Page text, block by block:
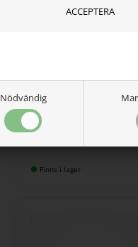
Nödvändig
Foderskål 6 liter
70,00
Finns i lager